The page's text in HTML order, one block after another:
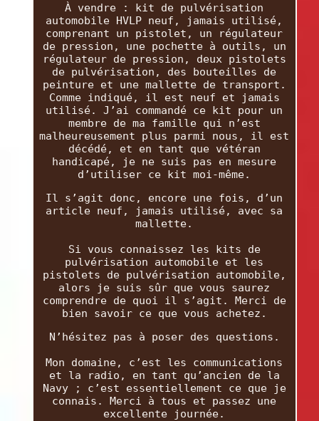
À vendre : kit de pulvérisation
automobile HVLP neuf, jamais utilisé,
comprenant un pistolet, un régulateur
de pression, une pochette à outils, un
régulateur de pression, deux pistolets
de pulvérisation, des bouteilles de
peinture et une mallette de transport.
Comme indiqué, il est neuf et jamais
utilisé. J’ai commandé ce kit pour un
membre de ma famille qui n’est
malheureusement plus parmi nous, il est
décédé, et en tant que vétéran
handicapé, je ne suis pas en mesure
d’utiliser ce kit moi-même.
Il s’agit donc, encore une fois, d’un
article neuf, jamais utilisé, avec sa
mallette.
Si vous connaissez les kits de
pulvérisation automobile et les
pistolets de pulvérisation automobile,
alors je suis sûr que vous saurez
comprendre de quoi il s’agit. Merci de
bien savoir ce que vous achetez.
N’hésitez pas à poser des questions.
Mon domaine, c’est les communications
et la radio, en tant qu’ancien de la
Navy ; c’est essentiellement ce que je
connais. Merci à tous et passez une
excellente journée.